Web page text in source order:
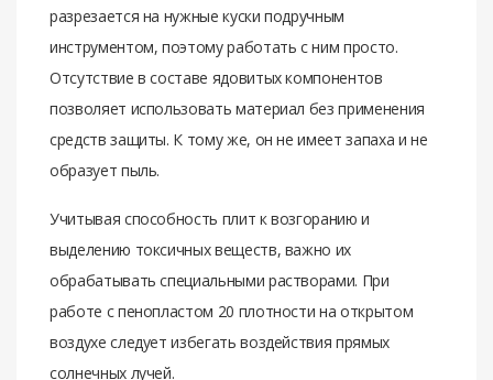
разрезается на нужные куски подручным
инструментом, поэтому работать с ним просто.
Отсутствие в составе ядовитых компонентов
позволяет использовать материал без применения
средств защиты. К тому же, он не имеет запаха и не
образует пыль.
Учитывая способность плит к возгоранию и
выделению токсичных веществ, важно их
обрабатывать специальными растворами. При
работе с пенопластом 20 плотности на открытом
воздухе следует избегать воздействия прямых
солнечных лучей.